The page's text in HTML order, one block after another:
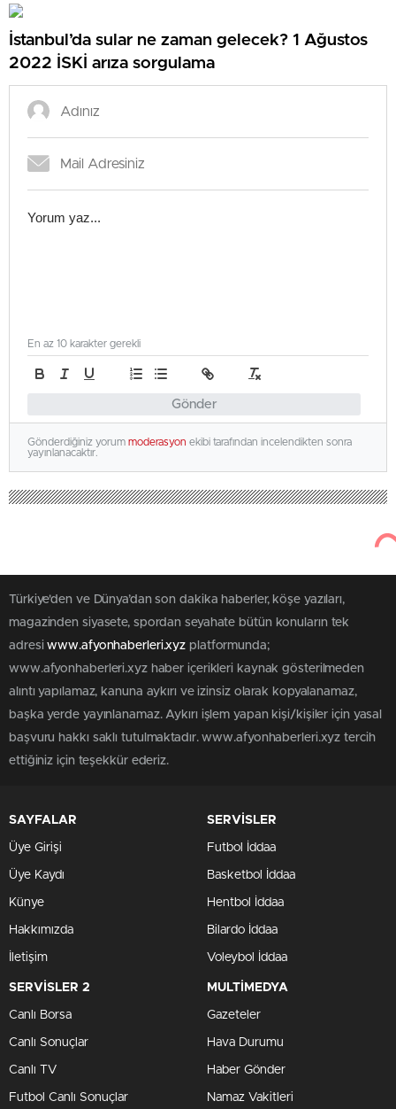
İstanbul’da sular ne zaman gelecek? 1 Ağustos
2022 İSKİ arıza sorgulama
Gönder
En az 10 karakter gerekli
Gönderdiğiniz yorum moderasyon ekibi tarafından incelendikten sonra
yayınlanacaktır.
Türkiye'den ve Dünya’dan son dakika haberler, köşe yazıları,
magazinden siyasete, spordan seyahate bütün konuların tek
adresiwww.afyonhaberleri.xyz platformunda;
www.afyonhaberleri.xyz haber içerikleri kaynak gösterilmeden
alıntı yapılamaz, kanuna aykırı ve izinsiz olarak kopyalanamaz,
başka yerde yayınlanamaz. Aykırı işlem yapan kişi/kişiler için yasal
başvuru hakkı saklı tutulmaktadır. www.afyonhaberleri.xyz tercih
ettiğiniz için teşekkür ederiz.
SAYFALAR
Üye Girişi
Üye Kaydı
Künye
Hakkımızda
İletişim
SERVİSLER
Futbol İddaa
Basketbol İddaa
Hentbol İddaa
Bilardo İddaa
Voleybol İddaa
SERVİSLER 2
Canlı Borsa
Canlı Sonuçlar
Canlı TV
Futbol Canlı Sonuçlar
MULTİMEDYA
Gazeteler
Hava Durumu
Haber Gönder
Namaz Vakitleri